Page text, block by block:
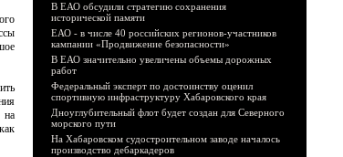
на
В ЕАО обсудили стратегию сохранения
исторической памяти
ЕАО - в числе 40 российских регионов-участников
кампании «Продвижение безопасности»
В ЕАО значительно увеличены объемы дорожных
работ
Федеральный эксперт по достоинству оценил
спортивную инфраструктуру Хабаровского края
Дноуглубительный флот будет создан для Северного
морского пути
На Хабаровском судостроительном заводе началось
производство дебаркадеров